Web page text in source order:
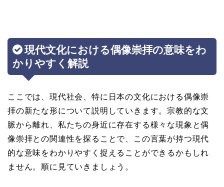
現代文化における偶像崇拝の意味をわ
かりやすく解説
ここでは、現代社会、特に日本の文化における偶像崇
拝の新たな形について説明していきます。宗教的な文
脈から離れ、私たちの身近に存在する様々な現象と偶
像崇拝との関連性を探ることで、この言葉が持つ現代
的な意味をわかりやすく捉えることができるかもしれ
ません。順に見ていきましょう。